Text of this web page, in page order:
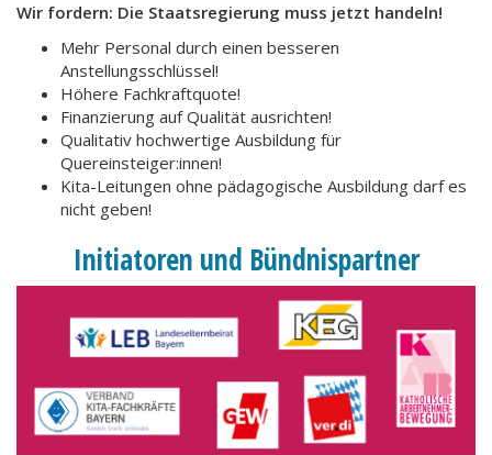
Wir fordern: Die Staatsregierung muss jetzt handeln!
Mehr Personal durch einen besseren
Anstellungsschlüssel!
Höhere Fachkraftquote!
Finanzierung auf Qualität ausrichten!
Qualitativ hochwertige Ausbildung für
Quereinsteiger:innen!
Kita-Leitungen ohne pädagogische Ausbildung darf es
nicht geben!
Initiatoren und Bündnispartner